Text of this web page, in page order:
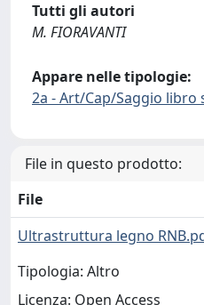
Tutti gli autori
M. FIORAVANTI
Appare nelle tipologie:
2a - Art/Cap/Saggio libro
File in questo prodotto:
File
Ultrastruttura legno
Tipologia: Altro
Licenza: Open Access